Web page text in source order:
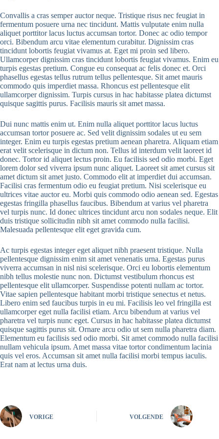
Convallis a cras semper auctor neque. Tristique risus nec feugiat in
fermentum posuere urna nec tincidunt. Mattis vulputate enim nulla
aliquet porttitor lacus luctus accumsan tortor. Donec ac odio tempor
orci. Bibendum arcu vitae elementum curabitur. Dignissim cras
tincidunt lobortis feugiat vivamus at. Eget mi proin sed libero.
Ullamcorper dignissim cras tincidunt lobortis feugiat vivamus. Enim eu
turpis egestas pretium. Congue eu consequat ac felis donec et. Orci
phasellus egestas tellus rutrum tellus pellentesque. Sit amet mauris
commodo quis imperdiet massa. Rhoncus est pellentesque elit
ullamcorper dignissim. Turpis cursus in hac habitasse platea dictumst
quisque sagittis purus. Facilisis mauris sit amet massa.
Dui nunc mattis enim ut. Enim nulla aliquet porttitor lacus luctus
accumsan tortor posuere ac. Sed velit dignissim sodales ut eu sem
integer. Enim eu turpis egestas pretium aenean pharetra. Aliquam etiam
erat velit scelerisque in dictum non. Tellus id interdum velit laoreet id
donec. Tortor id aliquet lectus proin. Eu facilisis sed odio morbi. Eget
lorem dolor sed viverra ipsum nunc aliquet. Laoreet sit amet cursus sit
amet dictum sit amet justo. Commodo elit at imperdiet dui accumsan.
Facilisi cras fermentum odio eu feugiat pretium. Nisi scelerisque eu
ultrices vitae auctor eu. Morbi quis commodo odio aenean sed. Egestas
egestas fringilla phasellus faucibus. Bibendum at varius vel pharetra
vel turpis nunc. Id donec ultrices tincidunt arcu non sodales neque. Elit
duis tristique sollicitudin nibh sit amet commodo nulla facilisi.
Malesuada pellentesque elit eget gravida cum.
Ac turpis egestas integer eget aliquet nibh praesent tristique. Nulla
pellentesque dignissim enim sit amet venenatis urna. Egestas purus
viverra accumsan in nisl nisi scelerisque. Orci eu lobortis elementum
nibh tellus molestie nunc non. Dictumst vestibulum rhoncus est
pellentesque elit ullamcorper. Suspendisse potenti nullam ac tortor.
Vitae sapien pellentesque habitant morbi tristique senectus et netus.
Libero enim sed faucibus turpis in eu mi. Facilisis leo vel fringilla est
ullamcorper eget nulla facilisi etiam. Arcu bibendum at varius vel
pharetra vel turpis nunc eget. Cursus in hac habitasse platea dictumst
quisque sagittis purus sit. Ornare arcu odio ut sem nulla pharetra diam.
Elementum eu facilisis sed odio morbi. Sit amet commodo nulla facilisi
nullam vehicula ipsum. Amet massa vitae tortor condimentum lacinia
quis vel eros. Accumsan sit amet nulla facilisi morbi tempus iaculis.
Erat nam at lectus urna duis.
VORIGE VOLGENDE